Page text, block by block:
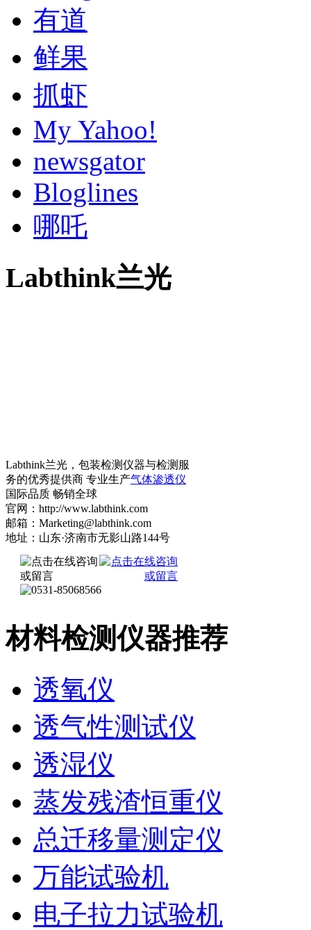
有道
鲜果
抓虾
My Yahoo!
newsgator
Bloglines
哪吒
Labthink兰光
Labthink兰光，包装检测仪器与检测服
务的优秀提供商 专业生产气体渗透仪
国际品质 畅销全球
官网：http://www.labthink.com
邮箱：Marketing@labthink.com
地址：山东·济南市无影山路144号
材料检测仪器推荐
透氧仪
透气性测试仪
透湿仪
蒸发残渣恒重仪
总迁移量测定仪
万能试验机
电子拉力试验机